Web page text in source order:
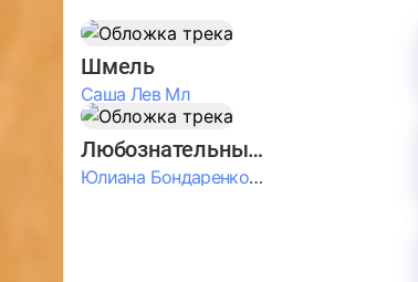
Шмель
Саша Лев Мл
Любознательные Дети
Юлиана Бондаренко & Амелия Колпакова & Егор Егоров & Валерия Шевченко & Ксюша Косичкина